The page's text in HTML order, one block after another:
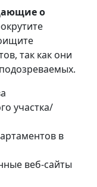
о
так как они
участка/
в
веб-сайты